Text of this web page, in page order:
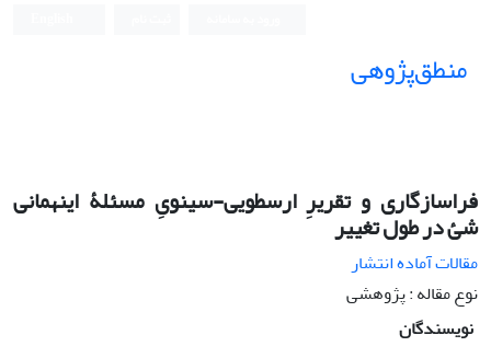
منطق‌پژوهی
فراسازگاری و تقریرِ ارسطویی-سینویِ مسئلۀ اینهمانی
شئ در طول تغییر
مقالات آماده انتشار
نوع مقاله : پژوهشی
نویسندگان